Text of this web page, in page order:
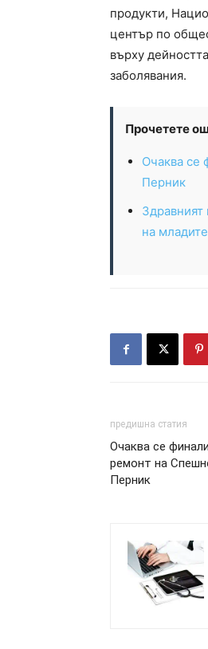
продукти,
център по
върху
заболявания.
Прочетете
Очаква се
Перник
на
предишна статия
Очаква се
ремонт на
Перник